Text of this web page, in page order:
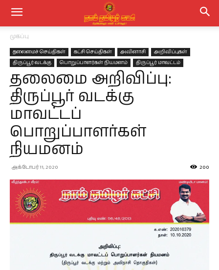
முகப்பு
தலைமைச் செய்திகள் கட்சி செய்திகள் அவினாசி
அறிவிப்புகள்
திருப்பூர் வடக்கு
பொறுப்பாளர்கள் நியமனம் திருப்பூர் மாவட்டம்
தலைமை அறிவிப்பு:
திருப்பூர் வடக்கு
மாவட்டப்
பொறுப்பாளர்கள்
நியமனம்
அக்டோபர் 11, 2020 200